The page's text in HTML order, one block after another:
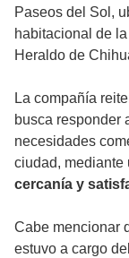
Paseos del Sol,
habitacional de la
Heraldo de
La compañía
busca responder
necesidades
ciudad, mediante
cercanía y
Cabe mencionar
estuvo a cargo